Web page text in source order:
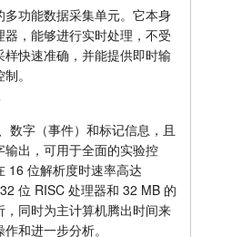
扩展单元
价格
功能数据采集单元。它本身
，能够进行实时处理，不受
快速准确，并能提供即时输
。
数字（事件）和标记信息，且
出，可用于全面的实验控
16 位解析度时速率高达
位 RISC 处理器和 32 MB 的
同时为主计算机腾出时间来
和进一步分析。